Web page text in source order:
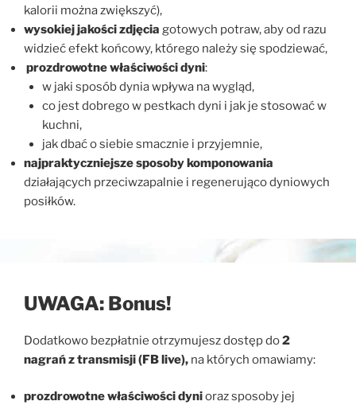
kalorii można zwiększyć),
wysokiej jakości zdjęcia gotowych potraw, aby od razu
widzieć efekt końcowy, którego należy się spodziewać,
prozdrowotne właściwości dyni:
w jaki sposób dynia wpływa na wygląd,
co jest dobrego w pestkach dyni i jak je stosować w
kuchni,
jak dbać o siebie smacznie i przyjemnie,
najpraktyczniejsze sposoby komponowania
działających przeciwzapalnie i regenerująco dyniowych
posiłków.
UWAGA: Bonus!
Dodatkowo bezpłatnie otrzymujesz dostęp do2
nagrań z transmisji (FB live), na których omawiamy:
prozdrowotne właściwości dynioraz sposoby jej